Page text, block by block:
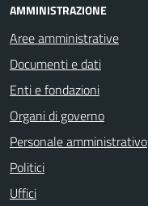
AMMINISTRAZIONE
Aree amministrative
Documenti e dati
Enti e fondazioni
Organi di governo
Personale amministrativo
Politici
Uffici